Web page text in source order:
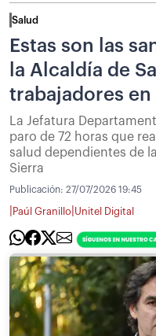
Salud
Estas son las
la Alcaldía de
trabajadores
La Jefatura
paro de 72 horas que
salud dependientes de
Sierra
Publicación: 27/07/2026 19:45
Paúl Granillo Unitel Digital